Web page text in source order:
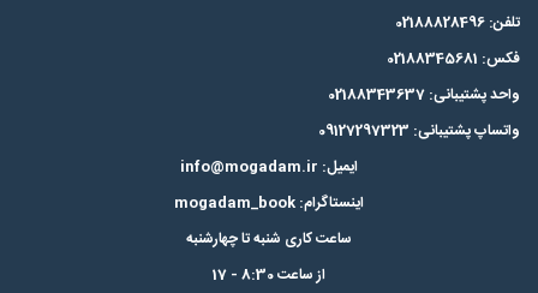
تلفن: 02188828496
فکس: 02188345681
واحد پشتیبانی: 02188343637
واتساپ پشتیبانی: 09127297323
ایمیل: info@mogadam.ir
اینستاگرام: mogadam_book
ساعت کاری شنبه تا چهارشنبه
از ساعت 8:30 - 17